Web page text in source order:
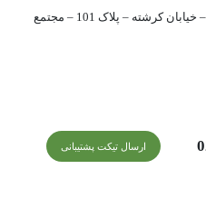
تهران – شهریار – خیابان کرشته – پلاک 101 – مجتمع
ارسال تیکت پشتیبانی